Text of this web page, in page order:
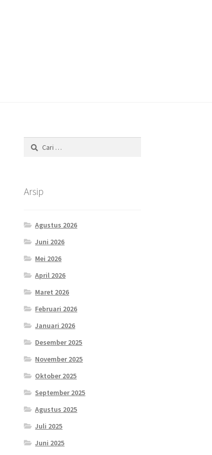
Cari
untuk:
Arsip
Agustus 2026
Juni 2026
Mei 2026
April 2026
Maret 2026
Februari 2026
Januari 2026
Desember 2025
November 2025
Oktober 2025
September 2025
Agustus 2025
Juli 2025
Juni 2025